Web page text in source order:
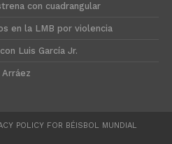
con cuadrangular
en la LMB por violencia
Luis García Jr.
POLICY FOR BÉISBOL MUNDIAL